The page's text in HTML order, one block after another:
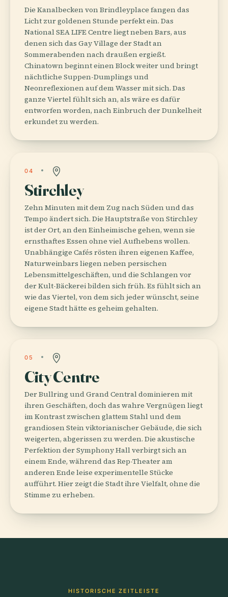
Die Kanalbecken von Brindleyplace fangen das
Licht zur goldenen Stunde perfekt ein. Das
National SEA LIFE Centre liegt neben Bars, aus
denen sich das Gay Village der Stadt an
Sommerabenden nach draußen ergießt.
Chinatown beginnt einen Block weiter und bringt
nächtliche Suppen-Dumplings und
Neonreflexionen auf dem Wasser mit sich. Das
ganze Viertel fühlt sich an, als wäre es dafür
entworfen worden, nach Einbruch der Dunkelheit
erkundet zu werden.
04
Stirchley
Zehn Minuten mit dem Zug nach Süden und das
Tempo ändert sich. Die Hauptstraße von Stirchley
ist der Ort, an den Einheimische gehen, wenn sie
ernsthaftes Essen ohne viel Aufhebens wollen.
Unabhängige Cafés rösten ihren eigenen Kaffee,
Naturweinbars liegen neben persischen
Lebensmittelgeschäften, und die Schlangen vor
der Kult-Bäckerei bilden sich früh. Es fühlt sich an
wie das Viertel, von dem sich jeder wünscht, seine
eigene Stadt hätte es geheim gehalten.
05
City Centre
Der Bullring und Grand Central dominieren mit
ihren Geschäften, doch das wahre Vergnügen liegt
im Kontrast zwischen glattem Stahl und dem
grandiosen Stein viktorianischer Gebäude, die sich
weigerten, abgerissen zu werden. Die akustische
Perfektion der Symphony Hall verbirgt sich an
einem Ende, während das Rep-Theater am
anderen Ende leise experimentelle Stücke
aufführt. Hier zeigt die Stadt ihre Vielfalt, ohne die
Stimme zu erheben.
HISTORISCHE ZEITLEISTE